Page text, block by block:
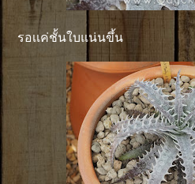
รอเเค่ชั้นใบแน่นขึ้น